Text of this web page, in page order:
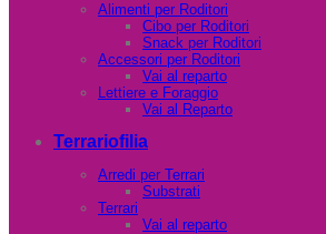
Alimenti per Roditori
Cibo per Roditori
Snack per Roditori
Accessori per Roditori
Vai al reparto
Lettiere e Foraggio
Vai al Reparto
Terrariofilia
Arredi per Terrari
Substrati
Terrari
Vai al reparto